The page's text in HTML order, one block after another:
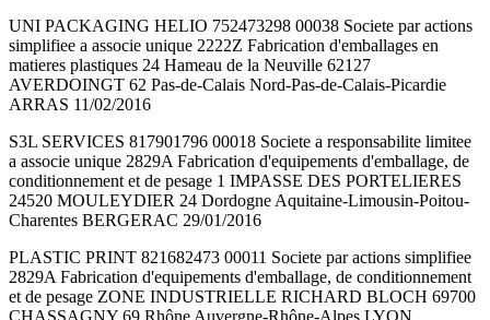
UNI PACKAGING HELIO 752473298 00038 Societe par actions
simplifiee a associe unique 2222Z Fabrication d'emballages en
matieres plastiques 24 Hameau de la Neuville 62127
AVERDOINGT 62 Pas-de-Calais Nord-Pas-de-Calais-Picardie
ARRAS 11/02/2016
S3L SERVICES 817901796 00018 Societe a responsabilite limitee
a associe unique 2829A Fabrication d'equipements d'emballage, de
conditionnement et de pesage 1 IMPASSE DES PORTELIERES
24520 MOULEYDIER 24 Dordogne Aquitaine-Limousin-Poitou-
Charentes BERGERAC 29/01/2016
PLASTIC PRINT 821682473 00011 Societe par actions simplifiee
2829A Fabrication d'equipements d'emballage, de conditionnement
et de pesage ZONE INDUSTRIELLE RICHARD BLOCH 69700